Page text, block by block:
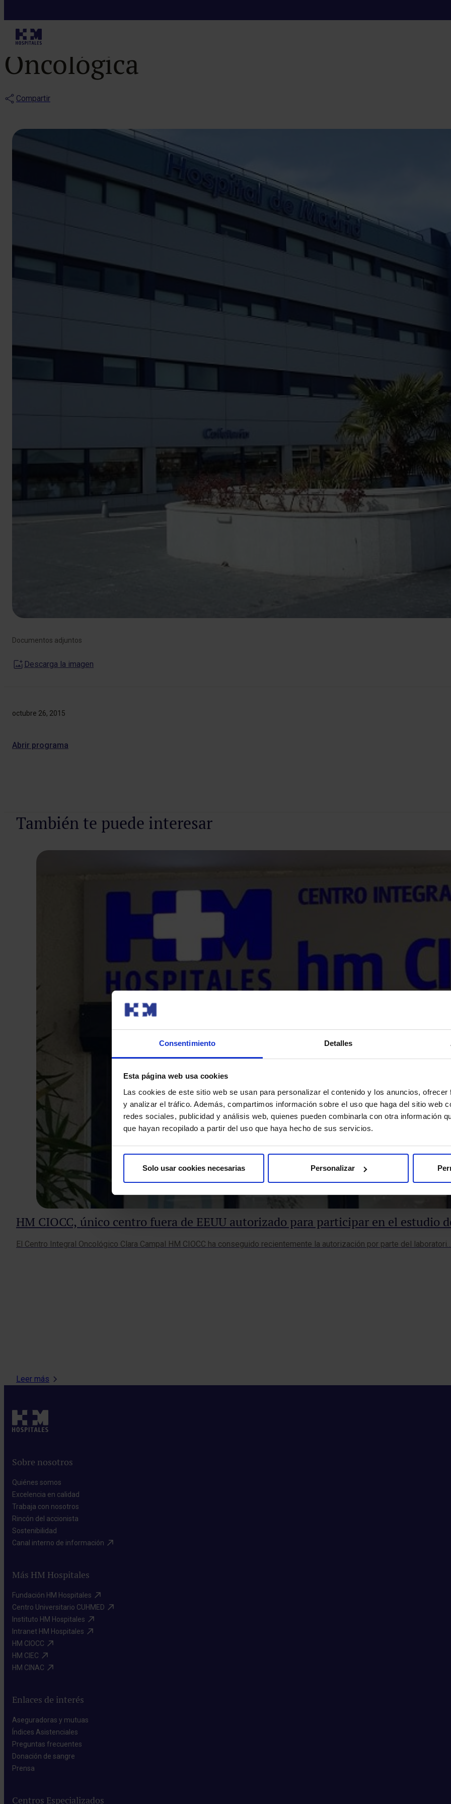
Consentimiento Detalles
Esta página web usa cookies
Las cookies de este sitio web se usan para personalizar el contenido y los anuncios,
y analizar el tráfico. Además, compartimos información sobre el uso que haga del sitio web
redes sociales, publicidad y análisis web, quienes pueden combinarla con otra información
que hayan recopilado a partir del uso que haya hecho de sus servicios.
Solo usar cookies necesarias Personalizar
III Jornadas en Biobancos e
Oncológica
Compartir
octubre 26, 2015
Abrir programa
Documentos adjuntos
Descarga la imagen
También te puede interesar
HM CIOCC, único centro fuera de EEUU autorizado para participar en el estudio
El Centro Integral Oncológico Clara Campal HM CIOCC ha conseguido recientemente la autorización por parte del laboratori…
Leer más
Sobre nosotros
Quiénes somos​
Excelencia en calidad​
Trabaja con nosotros​
Rincón del accionista​
Sostenibilidad​
Canal interno de información​
Más HM Hospitales
Fundación HM Hospitales​
Centro Universitario CUHMED​
Instituto HM Hospitales​
Intranet HM Hospitales​
HM CIOCC​
HM CIEC​
HM CINAC​
Enlaces de interés
Aseguradoras y mutuas​
Índices Asistenciales​
Preguntas frecuentes​
Donación de sangre​
Prensa​
Centros Especializados